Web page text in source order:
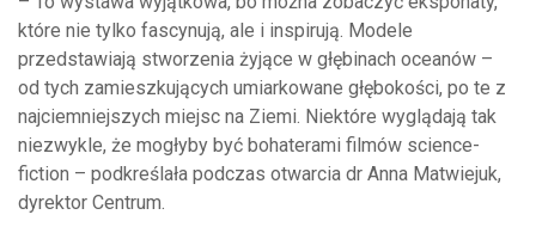
które nie tylko fascynują, ale i inspirują. Modele
przedstawiają stworzenia żyjące w głębinach oceanów –
od tych zamieszkujących umiarkowane głębokości, po te z
najciemniejszych miejsc na Ziemi. Niektóre wyglądają tak
niezwykle, że mogłyby być bohaterami filmów science-
fiction – podkreślała podczas otwarcia dr Anna Matwiejuk,
dyrektor Centrum.